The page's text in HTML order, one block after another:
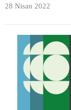
28 Nisan 2022